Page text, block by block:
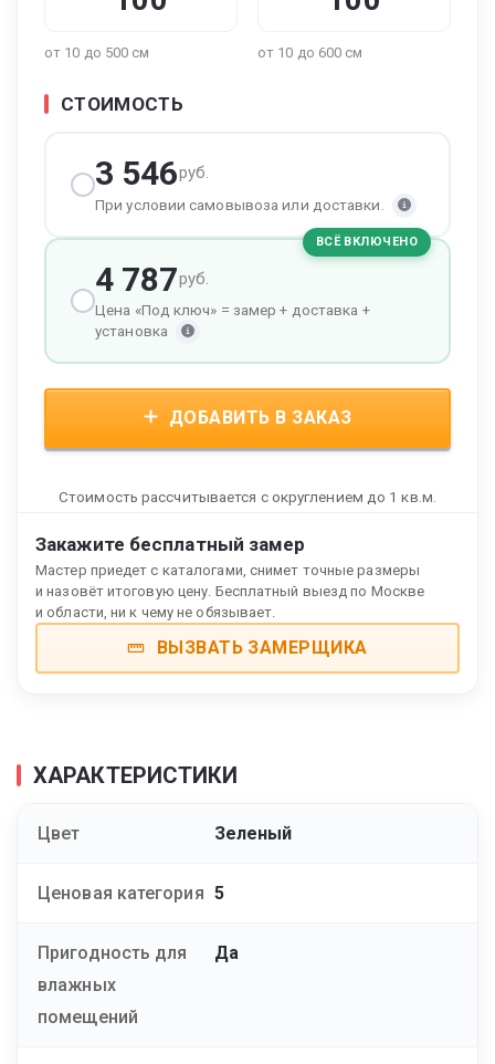
от 10 до 500 см от 10 до 600 см
СТОИМОСТЬ
3 546руб.
При условии самовывоза или доставки.
ВСЁ ВКЛЮЧЕНО
4 787руб.
Цена «Под ключ» = замер + доставка +
установка
ДОБАВИТЬ В ЗАКАЗ
Стоимость рассчитывается с округлением до 1 кв.м.
Закажите бесплатный замер
Мастер приедет с каталогами, снимет точные размеры
и назовёт итоговую цену. Бесплатный выезд по Москве
и области, ни к чему не обязывает.
ВЫЗВАТЬ ЗАМЕРЩИКА
ХАРАКТЕРИСТИКИ
Цвет Зеленый
Ценовая категория 5
Пригодность для
влажных
помещений
Да